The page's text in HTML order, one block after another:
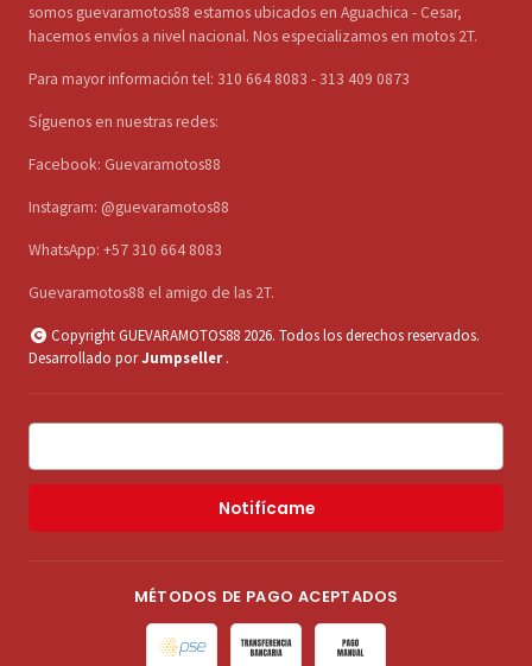
somos guevaramotos88 estamos ubicados en Aguachica - Cesar,
hacemos envíos a nivel nacional. Nos especializamos en motos 2T.
Para mayor información tel: 310 664 8083 - 313 409 0873
Síguenos en nuestras redes:
Facebook: Guevaramotos88
Instagram: @guevaramotos88
WhatsApp: +57 310 664 8083
Guevaramotos88 el amigo de las 2T.
Copyright GUEVARAMOTOS88 2026. Todos los derechos reservados.
Desarrollado porJumpseller .
Notifícame
MÉTODOS DE PAGO ACEPTADOS